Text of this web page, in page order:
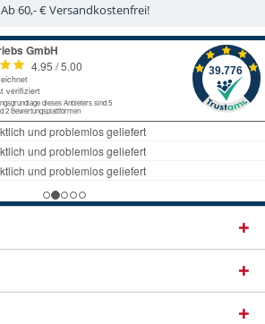
Ab 60,- € Versandkostenfrei!